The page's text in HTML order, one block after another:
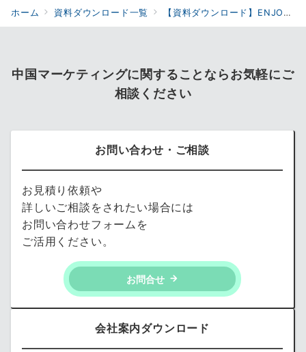
ホーム 資料ダウンロード一覧 【資料ダウンロード】ENJOYJAPAN事例集資料
中国マーケティングに関することならお気軽にご
相談ください
お問い合わせ・ご相談
お見積り依頼や
詳しいご相談をされたい場合には
お問い合わせフォームを
ご活用ください。
お問合せ
会社案内ダウンロード